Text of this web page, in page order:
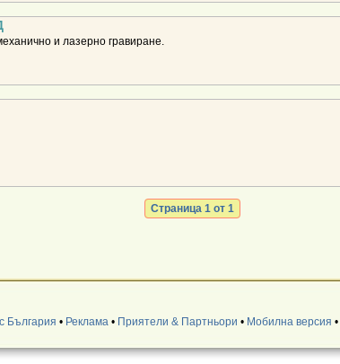
и лазерно гравиране.
Страница 1 от 1
България • Реклама• Приятели & Партньори • Мобилна версия •